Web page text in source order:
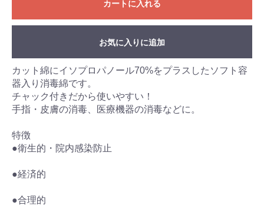
カートに入れる
お気に入りに追加
カット綿にイソプロパノール70%をプラスしたソフト容
器入り消毒綿です。
チャック付きだから使いやすい！
手指・皮膚の消毒、医療機器の消毒などに。
特徴
●衛生的・院内感染防止
●経済的
●合理的